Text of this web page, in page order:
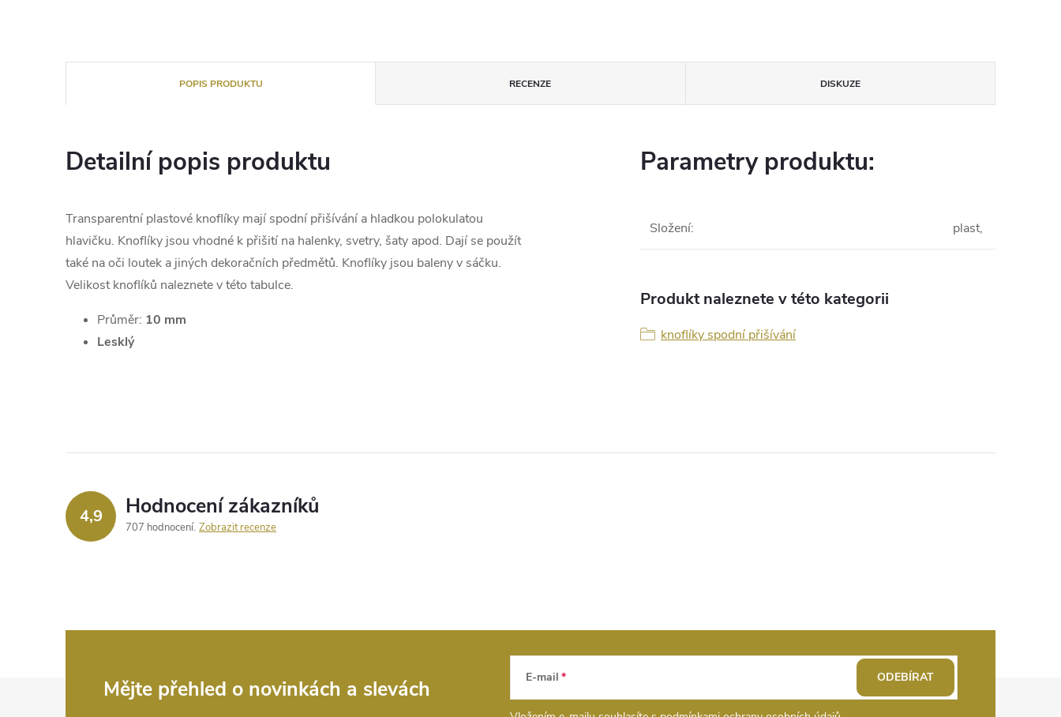
POPIS PRODUKTU RECENZE DISKUZE
Detailní popis produktu
Transparentní plastové knoflíky mají spodní přišívání a hladkou polokulatou
hlavičku. Knoflíky jsou vhodné k přišití na halenky, svetry, šaty apod. Dají se použít
také na oči loutek a jiných dekoračních předmětů. Knoflíky jsou baleny v sáčku.
Velikost knoflíků naleznete v této tabulce.
Průměr: 10 mm
Lesklý
Parametry produktu:
Složení: plast,
Produkt naleznete v této kategorii
knoflíky spodní přišívání
4,9 Hodnocení zákazníků
707 hodnocení Zobrazit recenze
Mějte přehled o novinkách a slevách E-mail ODEBÍRAT